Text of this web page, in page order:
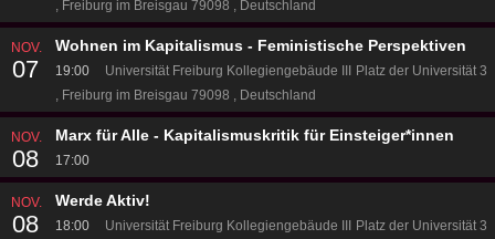
Freiburg im Breisgau 79098
Deutschland
NOV.
07
Wohnen im Kapitalismus - Feministische Perspektiven
19:00 Universität Freiburg Kollegiengebäude III Platz der Universität 3
Freiburg im Breisgau 79098
Deutschland
NOV.
08
Marx für Alle - Kapitalismuskritik für Einsteiger*innen
17:00
NOV.
08
Werde Aktiv!
18:00 Universität Freiburg Kollegiengebäude III Platz der Universität 3